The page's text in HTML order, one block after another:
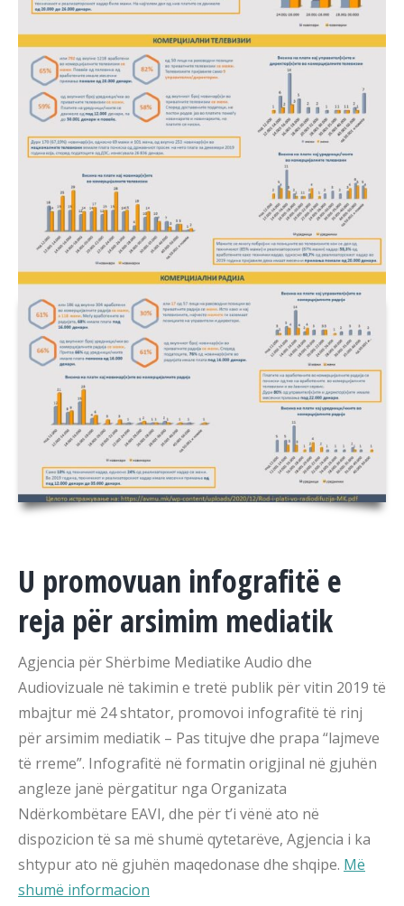
U promovuan infografitë e
reja për arsimim mediatik
Agjencia për Shërbime Mediatike Audio dhe
Audiovizuale në takimin e tretë publik për vitin 2019 të
mbajtur më 24 shtator, promovoi infografitë të rinj
për arsimim mediatik – Pas titujve dhe prapa “lajmeve
të rreme”. Infografitë në formatin origjinal në gjuhën
angleze janë përgatitur nga Organizata
Ndërkombëtare EAVI, dhe për t’i vënë ato në
dispozicion të sa më shumë qytetarëve, Agjencia i ka
shtypur ato në gjuhën maqedonase dhe shqipe. Më
shumë informacion